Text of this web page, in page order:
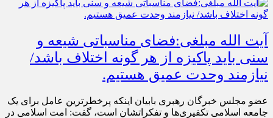
آیت الله مبلغی:فضای مناسباتی شیعه و
سنی باید پاکیزه از هر گونه اختلاف باشد/
نیازمند وحدت عمیق هستیم.
عضو مجلس خبرگان رهبری بابیان اینکه پرخطرترین عامل برای یک
جامعه اسلامی تکفیری‌ها و تفکراتشان است، گفت: امت اسلامی در